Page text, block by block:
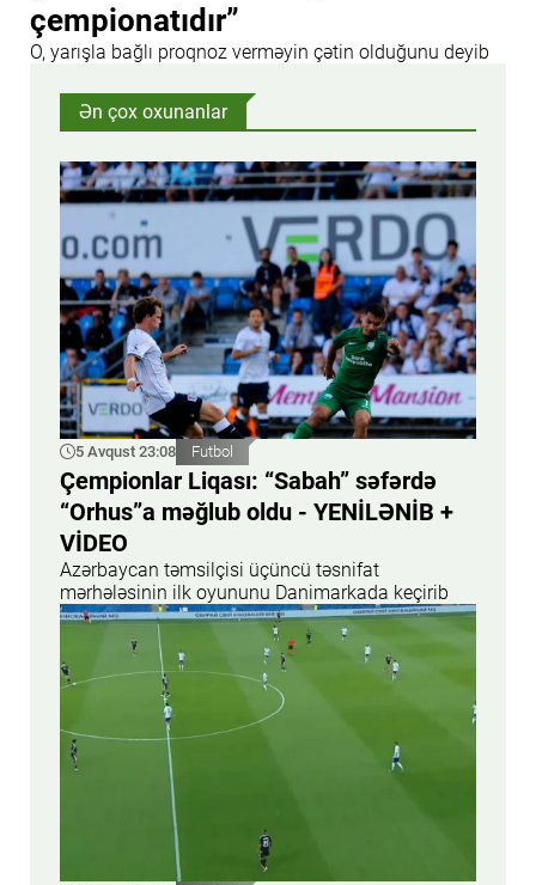
çempionatıdır”
O, yarışla bağlı proqnoz verməyin çətin olduğunu deyib
Ən çox oxunanlar
5 Avqust 23:08 Futbol
Çempionlar Liqası: “Sabah” səfərdə
“Orhus”a məğlub oldu - YENİLƏNİB +
VİDEO
Azərbaycan təmsilçisi üçüncü təsnifat
mərhələsinin ilk oyununu Danimarkada keçirib